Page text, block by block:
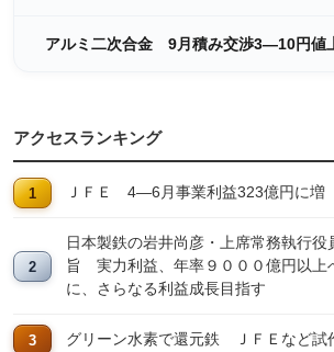
アルミ二次合金 9月積み交渉3―10円値
アクセスランキング
ＪＦＥ 4―6月事業利益323億円に増
日本製鉄の岩井尚彦・上席常務執行
旨 実力利益、年率９０００億円以
に、さらなる利益成長目指す
グリーン水素で還元鉄 ＪＦＥなど試